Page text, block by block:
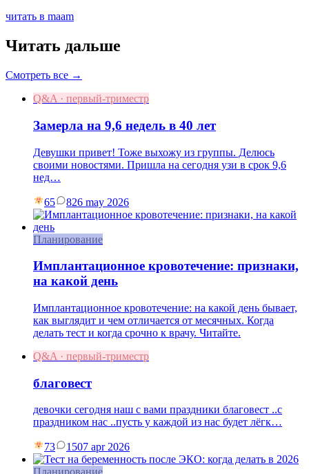
читать в maam
Читать дальше
Смотреть все →
Q&A · первый-триместр
Замерла на 9,6 недель в 40 лет
Девушки привет! Тоже выхожу из группы. Делюсь
своими новостями. Пришла на сегодня узи в срок 9,6
нед…
65 826 may 2026
Планирование
Имплантационное кровотечение: признаки,
на какой день
Имплантационное кровотечение: на какой день бывает,
как выглядит и чем отличается от месячных. Когда
делать тест и когда срочно к врачу. Читайте.
Q&A · первый-триместр
благовест
девочки сегодня наш с вами праздники благовест ..с
праздником нас ..пусть у каждой из нас будет лёгк…
73 1507 apr 2026